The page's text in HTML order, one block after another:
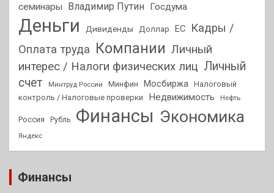
семинары
Владимир Путин Госдума
Деньги Дивиденды Доллар ЕС
Кадры /
Оплата труда Компании Личный
интерес / Налоги физических лиц Личный
счет
Минтруд России Минфин Мосбиржа Налоговый
контроль / Налоговые проверки
Недвижимость Нефть
Россия Рубль Финансы Экономика
Яндекс
Финансы